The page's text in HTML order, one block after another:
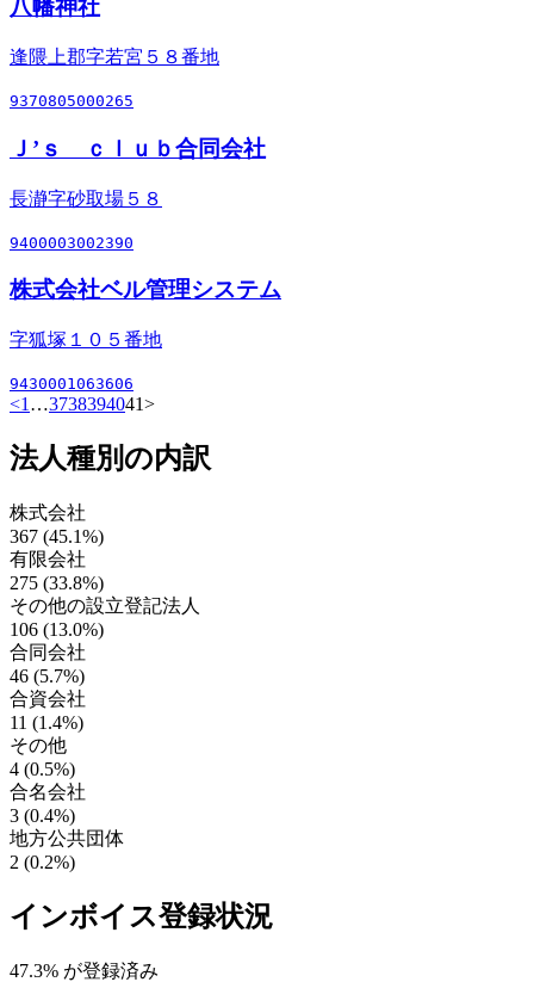
八幡神社
逢隈上郡字若宮５８番地
9370805000265
Ｊ’ｓ ｃｌｕｂ合同会社
長瀞字砂取場５８
9400003002390
株式会社ベル管理システム
字狐塚１０５番地
9430001063606
<1 …3738394041>
法人種別の内訳
株式会社
367 (45.1%)
有限会社
275 (33.8%)
その他の設立登記法人
106 (13.0%)
合同会社
46 (5.7%)
合資会社
11 (1.4%)
その他
4 (0.5%)
合名会社
3 (0.4%)
地方公共団体
2 (0.2%)
インボイス登録状況
47.3% が登録済み